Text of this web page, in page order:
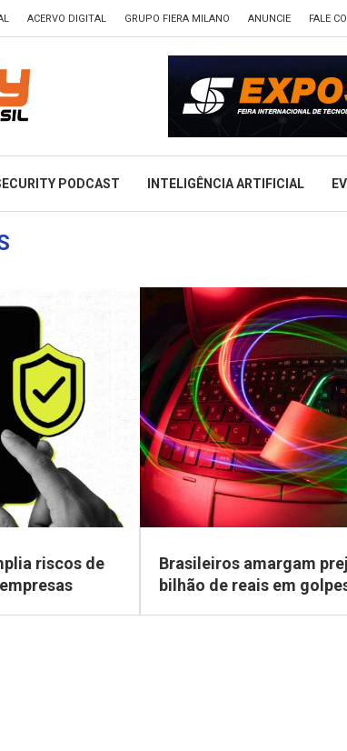
ACERVO DIGITAL GRUPO FIERA MILANO ANUNCIE FALE
PODCAST INTELIGÊNCIA ARTIFICIAL
riscos de
Brasileiros amargam
bilhão de reais em